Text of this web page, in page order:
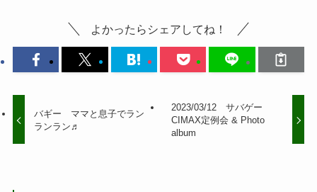
よかったらシェアしてね！
バギー ママと息子でラン
ランラン♬
2023/03/12 サバゲー
CIMAX定例会 & Photo
album